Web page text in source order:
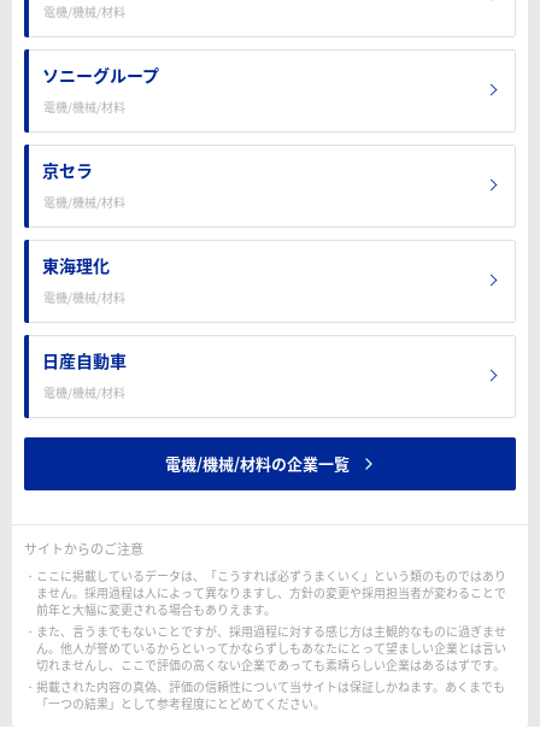
電機/機械/材料
ソニーグループ
電機/機械/材料
京セラ
電機/機械/材料
東海理化
電機/機械/材料
日産自動車
電機/機械/材料
電機/機械/材料の企業一覧
サイトからのご注意
ここに掲載しているデータは、「こうすれば必ずうまくいく」という類のものではあり
ません。採用過程は人によって異なりますし、方針の変更や採用担当者が変わることで
前年と大幅に変更される場合もありえます。
また、言うまでもないことですが、採用過程に対する感じ方は主観的なものに過ぎませ
ん。他人が誉めているからといってかならずしもあなたにとって望ましい企業とは言い
切れませんし、ここで評価の高くない企業であっても素晴らしい企業はあるはずです。
掲載された内容の真偽、評価の信頼性について当サイトは保証しかねます。あくまでも
「一つの結果」として参考程度にとどめてください。